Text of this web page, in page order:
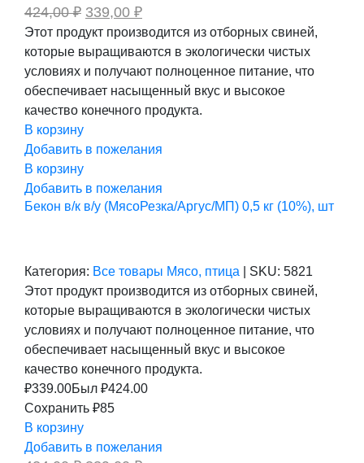
424,00₽ Первоначальная
цена
составляла
424,00 ₽.
339,00 ₽Текущая
цена:
339,00 ₽.
Этот продукт производится из отборных свиней,
которые выращиваются в экологически чистых
условиях и получают полноценное питание, что
обеспечивает насыщенный вкус и высокое
качество конечного продукта.
В корзину
Добавить в пожелания
В корзину
Добавить в пожелания
Бекон в/к в/у (МясоРезка/Аргус/МП) 0,5 кг (10%), шт
Категория: Все товары Мясо, птица SKU: 5821
Этот продукт производится из отборных свиней,
которые выращиваются в экологически чистых
условиях и получают полноценное питание, что
обеспечивает насыщенный вкус и высокое
качество конечного продукта.
₽339.00Был ₽424.00
Сохранить ₽85
В корзину
Добавить в пожелания